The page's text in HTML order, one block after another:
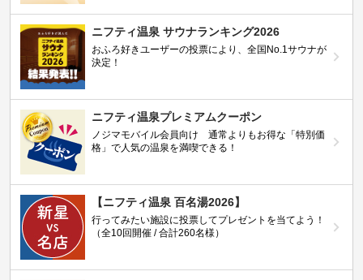
ニフティ温泉 サウナランキング2026
おふろ好きユーザーの投票により、全国No.1サウナが
決定！
ニフティ温泉プレミアムクーポン
ノジマモバイル会員向け 通常よりもお得な「特別価
格」で人気の温泉を満喫できる！
【ニフティ温泉 百名湯2026】
行ってみたい施設に投票してプレゼントを当てよう！
（全10回開催 / 合計260名様）